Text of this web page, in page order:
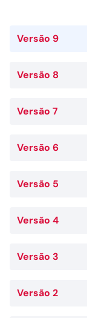
Versão 9
Versão 8
Versão 7
Versão 6
Versão 5
Versão 4
Versão 3
Versão 2